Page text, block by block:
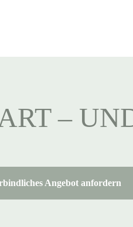
–
Angebot anfordern